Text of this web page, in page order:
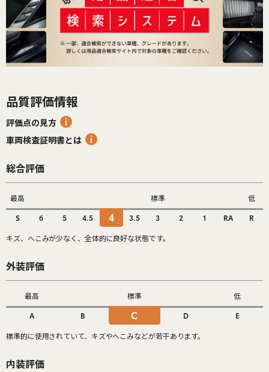
品質評価情報
評価点の見方
車両検査証明書とは
総合評価
最高 標準 低
S 6 5 4.5 4 3.5 3 2 1 RA R
キズ、へこみが少なく、全体的に良好な状態です。
外装評価
最高 標準 低
A B C D E
標準的に使用されていて、キズやへこみなどが若干あります。
内装評価